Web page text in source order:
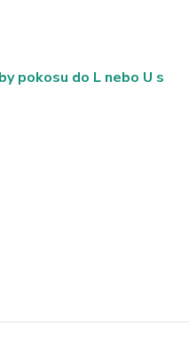
pokosu do L nebo U s